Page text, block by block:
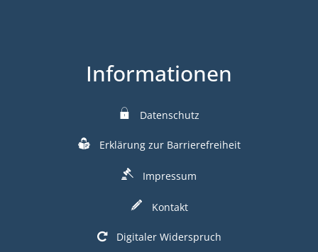
Informationen
Datenschutz
Erklärung zur Barrierefreiheit
Impressum
Kontakt
Digitaler Widerspruch